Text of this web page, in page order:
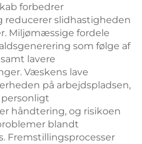
forbedrer
reducerer slidhastigheden
Miljømæssige fordele
som følge af
lavere
Væskens lave
på arbejdspladsen,
håndtering, og risikoen
blandt
Fremstillingsprocesser